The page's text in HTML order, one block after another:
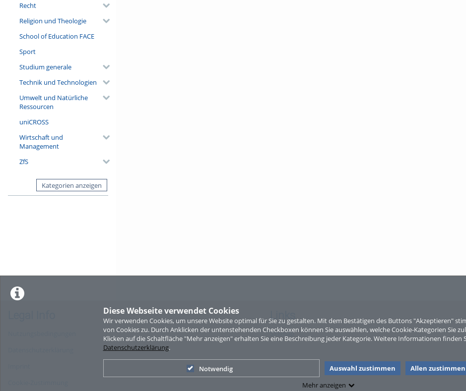
Diese Webseite verwendet Cookies
Wir verwenden Cookies, um unsere Website optimal für Sie zu gestalten. Mit dem Bestätigen des Buttons "Akzeptieren"
von Cookies zu. Durch Anklicken der untenstehenden Checkboxen können Sie auswählen, welche Cookie-Kategorien Sie
Klicken auf die Schaltfläche "Mehr anzeigen" erhalten Sie eine Beschreibung jeder Kategorie. Weitere Informationen finden
Datenschutzerklärung.
Notwendig Auswahl zustimmen
Allen zustimmen
Mehr anzeigen
Recht
Religion und Theologie
School of Education FACE
Sport
Studium generale
Technik und Technologien
Umwelt und Natürliche
Ressourcen
uniCROSS
Wirtschaft und
Management
ZfS
Kategorien anzeigen
Links
Sitemap